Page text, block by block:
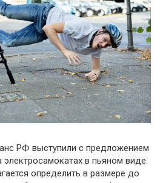
РФ выступили с предложением
в пьяном виде.
определить в размере до